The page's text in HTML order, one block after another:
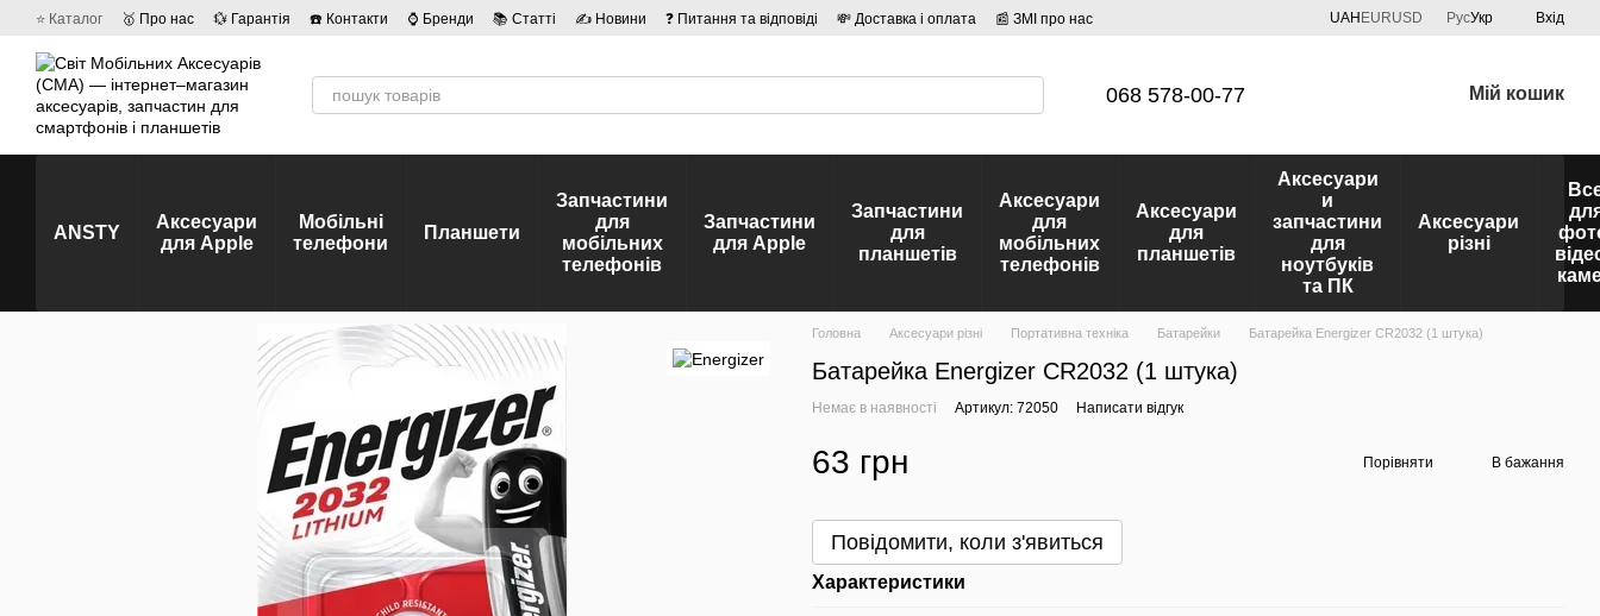
Перейти до основного контенту
⭐ Каталог 🥇 Про нас 💱 Гарантія ☎️ Контакти ⌚ Бренди 📚 Статті ✍ Новини ❓ Питання та відповіді 💸 Доставка і оплата
📰 ЗМІ про нас
UAH EURUSD РусУкр Вхід
068 578-00-77 Мій кошик
ANSTY
Аксесуари
для Apple
Мобільні
телефони
Планшети
Запчастини
для
мобільних
телефонів
Запчастини
для Apple
Запчастини
для
планшетів
Аксесуари
для
мобільних
телефонів
Аксесуари
для
планшетів
Аксесуари
и
запчастини
для
ноутбуків
та ПК
Аксесуари
різні
Головна Аксесуари різні Портативна техніка Батарейки Батарейка Energizer CR2032 (1 штука)
Батарейка Energizer CR2032 (1 штука)
Немає в наявності Артикул: 72050 Написати відгук
63 грн Порівняти В бажання
Повідомити, коли з'явиться
Характеристики